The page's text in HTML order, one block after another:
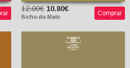
12.00€ 10.80€
Bicho-do-Mato Comprar